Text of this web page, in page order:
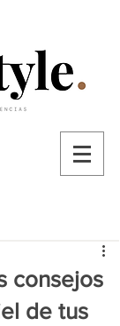
consejos
de tus